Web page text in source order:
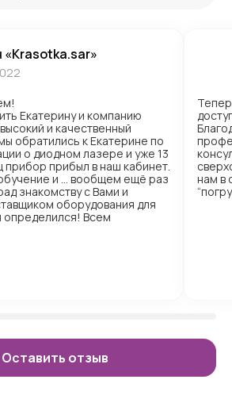
«Krasotka.sar»
Екатерину и компанию
и качественный
обратились к Екатерине по
о диодном лазере и уже 13
прибор прибыл в наш кабинет.
и … вообщем ещё раз
знакомству с Вами и
оборудования для
определился! Всем
нам в
Оставить отзыв